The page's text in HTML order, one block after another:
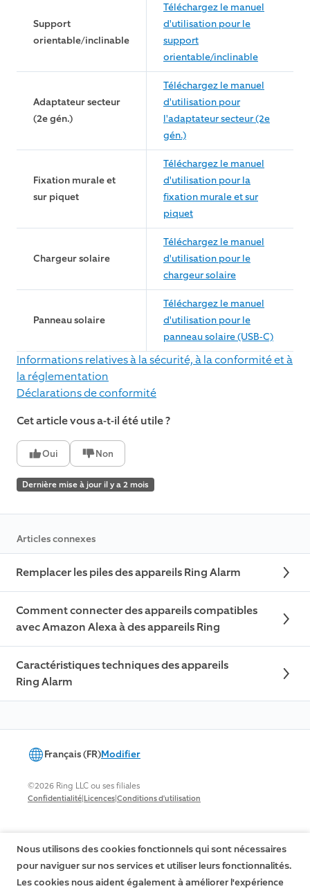
Support
orientable/inclinable
Téléchargez le manuel
d'utilisation pour le
support
orientable/inclinable
Adaptateur secteur
(2e gén.)
Téléchargez le manuel
d'utilisation pour
l'adaptateur secteur (2e
gén.)
Fixation murale et
sur piquet
Téléchargez le manuel
d'utilisation pour la
fixation murale et sur
piquet
Chargeur solaire
Téléchargez le manuel
d'utilisation pour le
chargeur solaire
Panneau solaire
Téléchargez le manuel
d'utilisation pour le
panneau solaire (USB-C)
Informations relatives à la sécurité, à la conformité et à
la réglementation
Déclarations de conformité
Cet article vous a-t-il été utile ?
Oui Non
Dernière mise à jour il y a 2 mois
Articles connexes
Remplacer les piles des appareils Ring Alarm
Comment connecter des appareils compatibles
avec Amazon Alexa à des appareils Ring
Caractéristiques techniques des appareils
Ring Alarm
Français (FR)Modifier
©2026 Ring LLC ou ses filiales
Confidentialité|Licences|Conditions d'utilisation
Nous utilisons des cookies fonctionnels qui sont nécessaires
pour naviguer sur nos services et utiliser leurs fonctionnalités.
Les cookies nous aident également à améliorer l'expérience